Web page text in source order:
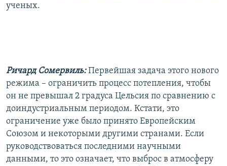
ученых.
Ричард Сомервиль:Первейшая задача этого нового
режима – ограничить процесс потепления, чтобы
он не превышал 2 градуса Цельсия по сравнению с
доиндустриальным периодом. Кстати, это
ограничение уже было принято Европейским
Союзом и некоторыми другими странами. Если
руководствоваться последними научными
данными, то это означает, что выброс в атмосферу